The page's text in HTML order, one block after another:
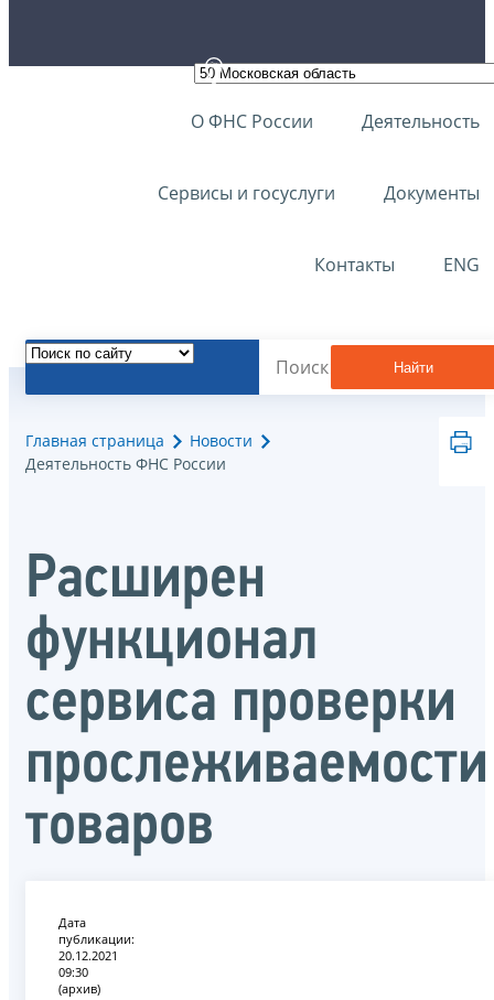
О ФНС России Деятельность
Сервисы и госуслуги Документы
Контакты ENG
Найти
Главная страница
Новости
Деятельность ФНС России
Расширен
функционал
сервиса проверки
прослеживаемости
товаров
Дата
публикации:
20.12.2021
09:30
(архив)